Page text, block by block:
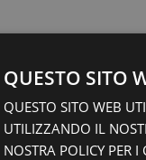
QUESTO SITO
QUESTO SITO WEB
UTILIZZANDO IL
NOSTRA POLICY PER I